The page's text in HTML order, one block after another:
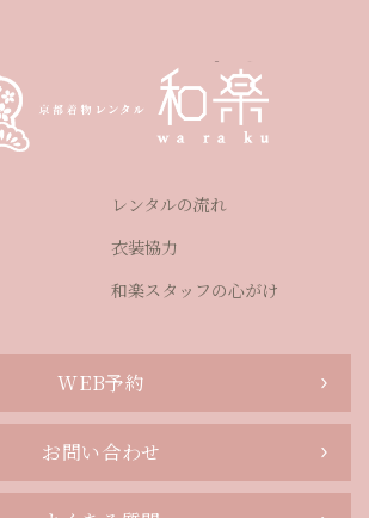
レンタルの流れ
衣装協力
和楽スタッフの心がけ
WEB予約
お問い合わせ